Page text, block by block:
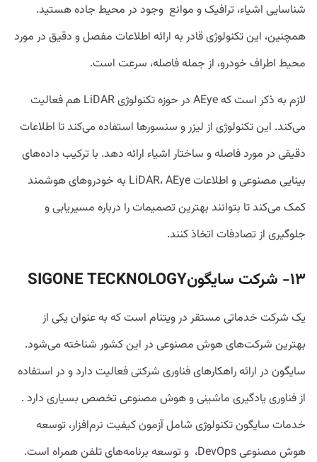
شناسایی اشیاء، ترافیک و موانع وجود در محیط جاده هستید.
همچنین، این تکنولوژی قادر به ارائه اطلاعات مفصل و دقیق در مورد
محیط اطراف خودرو، از جمله فاصله، سرعت است.
لازم به ذکر است که AEye در حوزه تکنولوژی LiDAR هم فعالیت
می‌کند. این تکنولوژی از لیزر و سنسورها استفاده می‌کند تا اطلاعات
دقیقی در مورد فاصله و ساختار اشیاء ارائه دهد. با ترکیب داده‌های
بینایی مصنوعی و اطلاعات LiDAR، AEye به خودروهای هوشمند
کمک می‌کند تا بتوانند بهترین تصمیمات را درباره مسیریابی و
جلوگیری از تصادفات اتخاذ کنند.
۱۳- شرکت سایگون SIGONE TECKNOLOGY
یک شرکت خدماتی مستقر در ویتنام است که به عنوان یکی از
بهترین شرکت‌های هوش مصنوعی در این کشور شناخته می‌شود.
سایگون در ارائه راهکارهای فناوری شرکتی فعالیت دارد و در استفاده
از فناوری یادگیری ماشینی و هوش مصنوعی تخصص بسیاری دارد .
خدمات سایگون تکنولوژی شامل آزمون کیفیت نرم‌افزار، توسعه
هوش مصنوعی DevOps، و توسعه برنامه‌های تلفن همراه است.